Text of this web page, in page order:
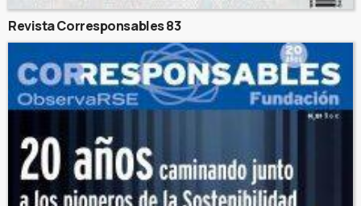
Revista Corresponsables 83